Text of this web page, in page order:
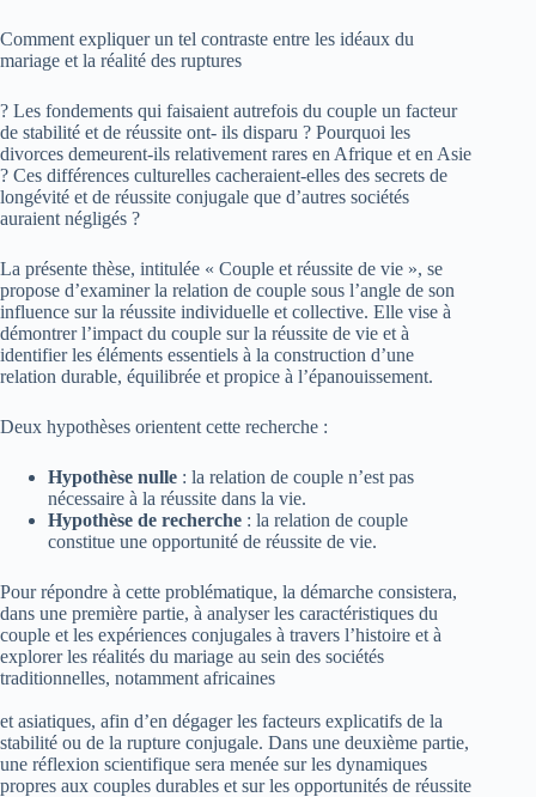
Comment expliquer un tel contraste entre les idéaux du
mariage et la réalité des ruptures
? Les fondements qui faisaient autrefois du couple un facteur
de stabilité et de réussite ont- ils disparu ? Pourquoi les
divorces demeurent-ils relativement rares en Afrique et en Asie
? Ces différences culturelles cacheraient-elles des secrets de
longévité et de réussite conjugale que d’autres sociétés
auraient négligés ?
La présente thèse, intitulée « Couple et réussite de vie », se
propose d’examiner la relation de couple sous l’angle de son
influence sur la réussite individuelle et collective. Elle vise à
démontrer l’impact du couple sur la réussite de vie et à
identifier les éléments essentiels à la construction d’une
relation durable, équilibrée et propice à l’épanouissement.
Deux hypothèses orientent cette recherche :
Hypothèse nulle : la relation de couple n’est pas
nécessaire à la réussite dans la vie.
Hypothèse de recherche : la relation de couple
constitue une opportunité de réussite de vie.
Pour répondre à cette problématique, la démarche consistera,
dans une première partie, à analyser les caractéristiques du
couple et les expériences conjugales à travers l’histoire et à
explorer les réalités du mariage au sein des sociétés
traditionnelles, notamment africaines
et asiatiques, afin d’en dégager les facteurs explicatifs de la
stabilité ou de la rupture conjugale. Dans une deuxième partie,
une réflexion scientifique sera menée sur les dynamiques
propres aux couples durables et sur les opportunités de réussite